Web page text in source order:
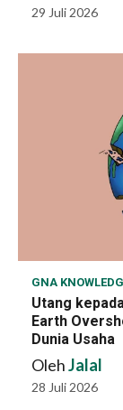
29 Juli 2026
GNA
Utang
Earth
Dunia Usaha
OlehJalal
28 Juli 2026